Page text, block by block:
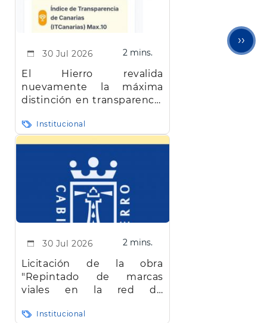
30 Jul 2026 2 mins.
El Hierro revalida
nuevamente la máxima
distinción en transparencia
Institucional
30 Jul 2026 2 mins.
Licitación de la obra
"Repintado de marcas
viales en la red de
Hierro"
Institucional
››